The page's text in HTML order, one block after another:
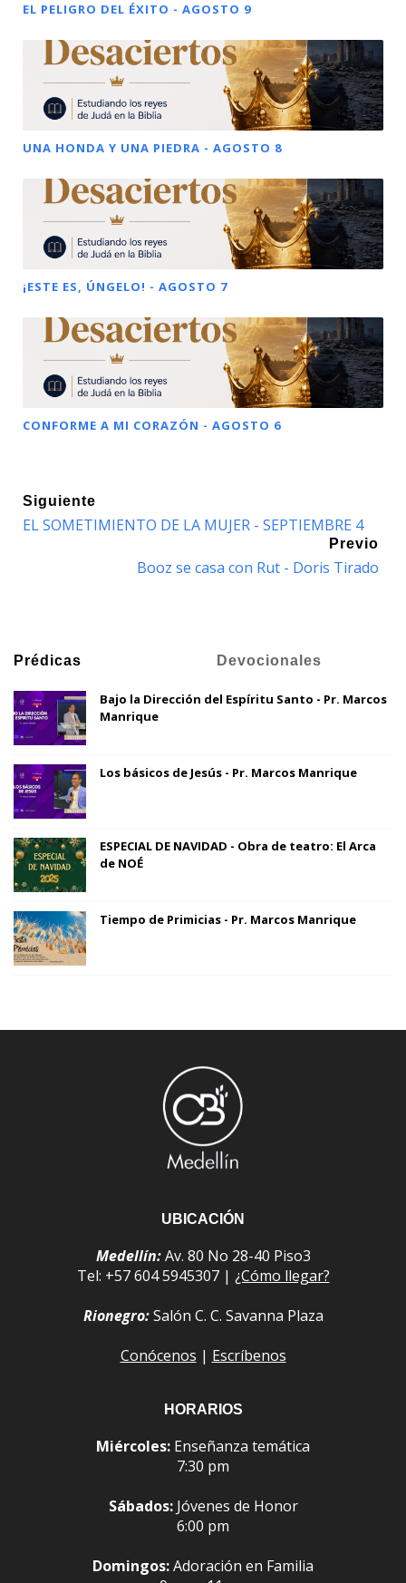
EL PELIGRO DEL ÉXITO - AGOSTO 9
UNA HONDA Y UNA PIEDRA - AGOSTO 8
¡ESTE ES, ÚNGELO! - AGOSTO 7
CONFORME A MI CORAZÓN - AGOSTO 6
Siguiente
EL SOMETIMIENTO DE LA MUJER - SEPTIEMBRE 4
Previo
Booz se casa con Rut - Doris Tirado
Prédicas Devocionales
Bajo la Dirección del Espíritu Santo - Pr. Marcos
Manrique
Los básicos de Jesús - Pr. Marcos Manrique
ESPECIAL DE NAVIDAD - Obra de teatro: El Arca
de NOÉ
Tiempo de Primicias - Pr. Marcos Manrique
UBICACIÓN
Medellín:Av. 80 No 28-40 Piso3
Tel: +57 604 5945307 | ¿Cómo llegar?
Rionegro:Salón C. C. Savanna Plaza
Conócenos | Escríbenos
HORARIOS
Miércoles: Enseñanza temática
7:30 pm
Sábados:Jóvenes de Honor
6:00 pm
Domingos:Adoración en Familia